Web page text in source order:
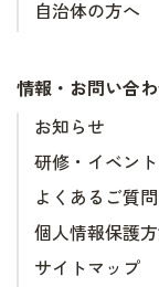
自治体の方へ
情報・お問い合
お知らせ
研修・イベント
よくあるご質問
個人情報保護
サイトマップ